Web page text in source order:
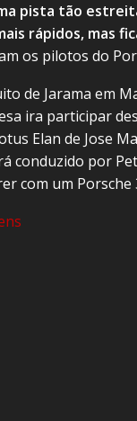
pista tão
rápidos, mas
os pilotos do
de Jarama em
ira participar
Elan de Jose
conduzido por
com um Porsche